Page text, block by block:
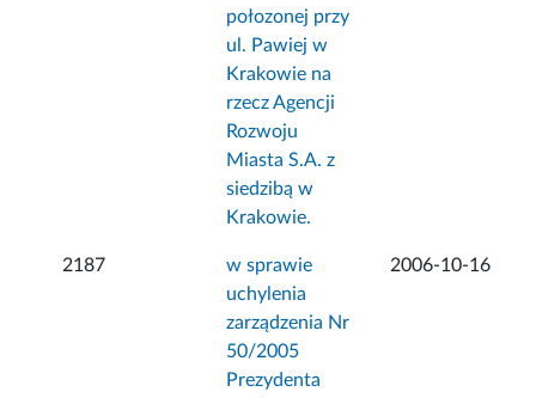
połozonej przy
ul. Pawiej w
Krakowie na
rzecz Agencji
Rozwoju
Miasta S.A. z
siedzibą w
Krakowie.
2187
w sprawie
uchylenia
zarządzenia Nr
50/2005
Prezydenta
2006-10-16